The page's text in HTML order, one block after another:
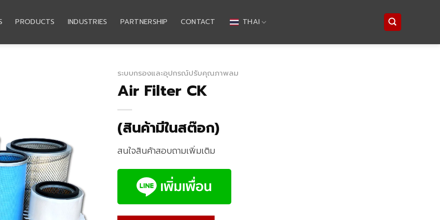
PRODUCTS INDUSTRIES PARTNERSHIP CONTACT THAI
ระบบกรองและอุปกรณ์ปรับคุณภาพลม
Air Filter CK
(สินค้ามีในสต๊อก)
สนใจสินค้าสอบถามเพิ่มเติม